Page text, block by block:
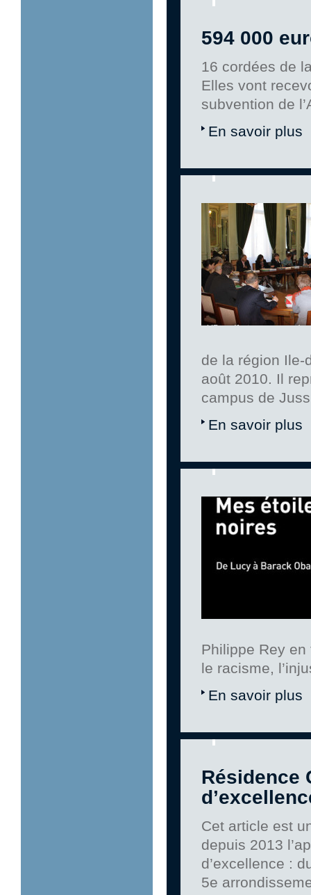
594 000
16 cordées de
Elles vont
subvention de
En savoir plus
de la région Ile-
août 2010. Il
campus de
En savoir plus
Philippe Rey
le racisme,
En savoir plus
Résidence
Cet article est
depuis 2013
d’excellence :
5e